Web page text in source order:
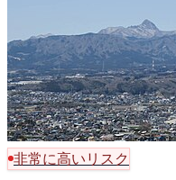
非常に高いリスク